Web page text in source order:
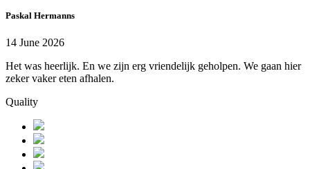
Paskal Hermanns
14 June 2026
Het was heerlijk. En we zijn erg vriendelijk geholpen. We gaan hier
zeker vaker eten afhalen.
Quality